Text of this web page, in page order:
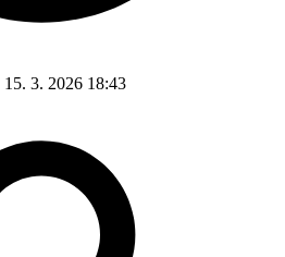
15. 3. 2026 18:43